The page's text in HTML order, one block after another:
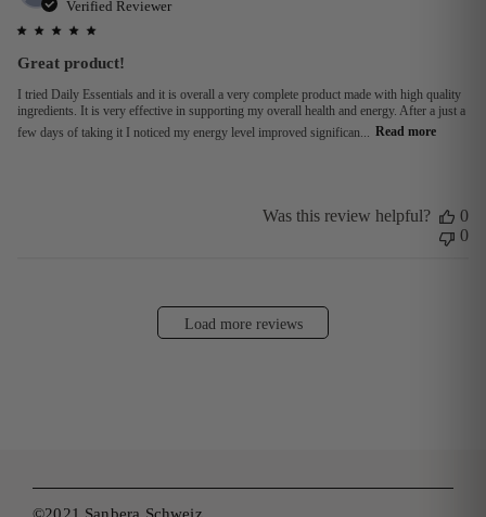
Verified Reviewer
Great product!
I tried Daily Essentials and it is overall a very complete product made with high quality
ingredients. It is very effective in supporting my overall health and energy. After a just a
few days of taking it I noticed my energy level improved significan...
Read more
Was this review helpful?
0
0
Load more reviews